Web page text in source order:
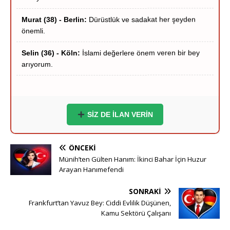
önemli.
Selin (36) - Köln:İslami değerlere önem veren bir bey
arıyorum.
Hakan (40) - Münih:Stuttgart çevresi ciddi hanımlar
yazsın.
Ömer (37) - Dortmund:Hayırlı bir yuva kurmak
istiyorum.
Esra (35) - Essen:Sigara içmeyen adaylar önceliğimdir.
Samimi ve dürüst beyler
SİZ DE İLAN VERİN
ÖNCEKI
Münih’ten Gülten Hanım: İkinci Bahar İçin Huzur
Arayan Hanımefendi
SONRAKI
Frankfurt’tan Yavuz Bey: Ciddi Evlilik Düşünen,
Kamu Sektörü Çalışanı